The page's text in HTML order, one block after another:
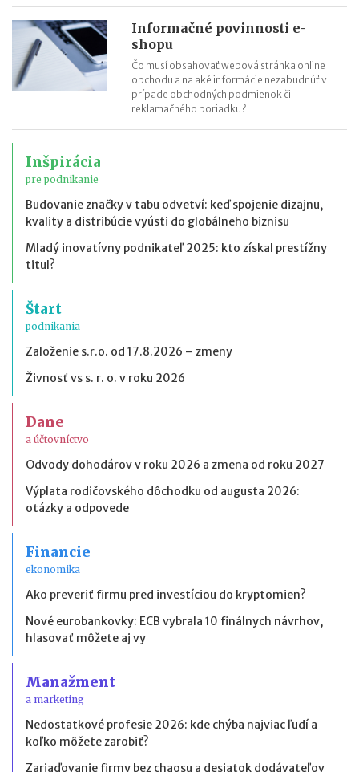
Informačné povinnosti e-
shopu
Čo musí obsahovať webová stránka online
obchodu a na aké informácie nezabudnúť v
prípade obchodných podmienok či
reklamačného poriadku?
Inšpirácia
pre podnikanie
Budovanie značky v tabu odvetví: keď spojenie dizajnu,
kvality a distribúcie vyústi do globálneho biznisu
Mladý inovatívny podnikateľ 2025: kto získal prestížny
titul?
Štart
podnikania
Založenie s.r.o. od 17.8.2026 – zmeny
Živnosť vs s. r. o. v roku 2026
Dane
a účtovníctvo
Odvody dohodárov v roku 2026 a zmena od roku 2027
Výplata rodičovského dôchodku od augusta 2026:
otázky a odpovede
Financie
ekonomika
Ako preveriť firmu pred investíciou do kryptomien?
Nové eurobankovky: ECB vybrala 10 finálnych návrhov,
hlasovať môžete aj vy
Manažment
a marketing
Nedostatkové profesie 2026: kde chýba najviac ľudí a
koľko môžete zarobiť?
Zariaďovanie firmy bez chaosu a desiatok dodávateľov